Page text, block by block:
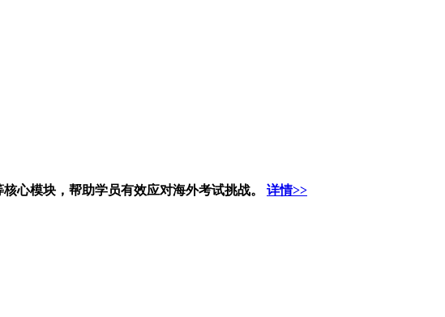
心模块，帮助学员有效应对海外考试挑战。 详情>>